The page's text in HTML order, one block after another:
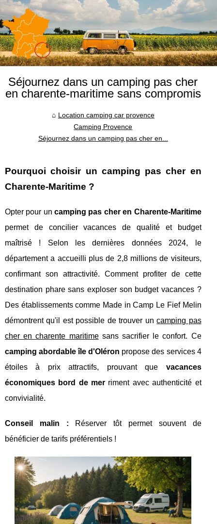
Séjournez dans un camping pas cher
en charente-maritime sans compromis
Location camping car provence
Camping Provence
Séjournez dans un camping pas cher en...
Pourquoi choisir un camping pas cher en
Charente-Maritime ?
Opter pour uncamping pas cher en Charente-Maritime
permet de concilier vacances de qualité et budget
maîtrisé ! Selon les dernières données 2024, le
département a accueilli plus de 2,8 millions de visiteurs,
confirmant son attractivité. Comment profiter de cette
destination phare sans exploser son budget vacances ?
Des établissements comme Made in Camp Le Fief Melin
démontrent qu'il est possible de trouver uncamping pas
cher en charente maritimesans sacrifier le confort. Ce
camping abordable île d'Oléron propose des services 4
étoiles à prix attractifs, prouvant que vacances
économiques bord de mer riment avec authenticité et
convivialité.
Conseil malin : Réserver tôt permet souvent de
bénéficier de tarifs préférentiels !